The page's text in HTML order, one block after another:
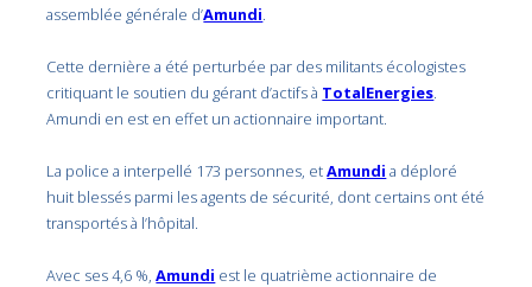
assemblée générale d’Amundi.
Cette dernière a été perturbée par des militants écologistes
critiquant le soutien du gérant d’actifs à TotalEnergies.
Amundi en est en effet un actionnaire important.
La police a interpellé 173 personnes, etAmundi a déploré
huit blessés parmi les agents de sécurité, dont certains ont été
transportés à l’hôpital.
Avec ses 4,6 %,Amundi est le quatrième actionnaire de